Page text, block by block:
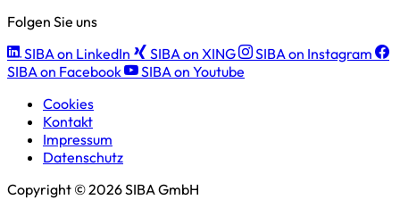
Folgen Sie uns
SIBA on LinkedIn
SIBA on XING
SIBA on Instagram
SIBA on Facebook
SIBA on Youtube
Cookies
Kontakt
Impressum
Datenschutz
Copyright © 2026 SIBA GmbH